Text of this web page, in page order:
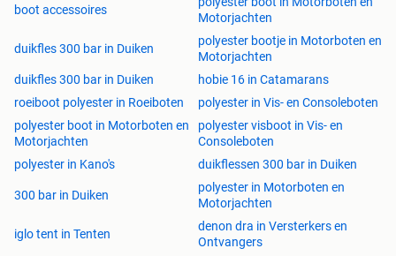
boot accessoires
Motorjachten
duikfles 300 bar in Duiken
polyester bootje in Motorboten en
Motorjachten
duikfles 300 bar in Duiken
hobie 16 in Catamarans
roeiboot polyester in Roeiboten
polyester in Vis- en Consoleboten
polyester boot in Motorboten en
Motorjachten
polyester visboot in Vis- en
Consoleboten
polyester in Kano's
duikflessen 300 bar in Duiken
300 bar in Duiken
polyester in Motorboten en
Motorjachten
iglo tent in Tenten
denon dra in Versterkers en
Ontvangers